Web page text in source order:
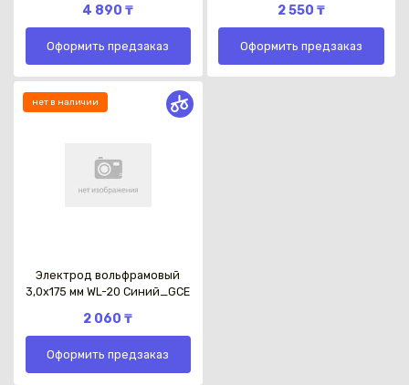
4 890 ₸
Оформить предзаказ
2 550 ₸
Оформить предзаказ
нет в наличии
Электрод вольфрамовый
3,0х175 мм WL-20 Синий_GCE
2 060 ₸
Оформить предзаказ